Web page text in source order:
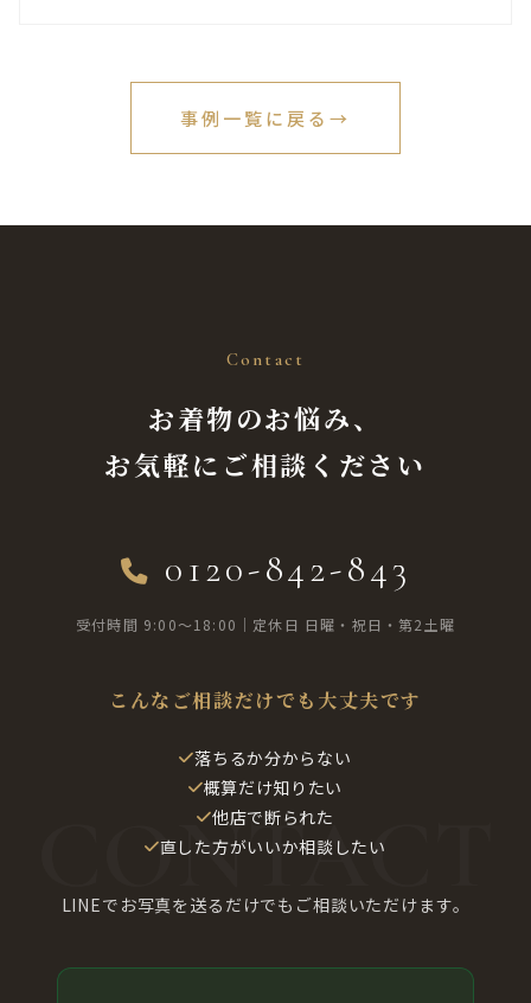
事例一覧に戻る →
Contact
お着物のお悩み、
お気軽にご相談ください
0120-842-843
受付時間 9:00〜18:00｜定休日 日曜・祝日・第2土曜
こんなご相談だけでも大丈夫です
落ちるか分からない
概算だけ知りたい
他店で断られた
直した方がいいか相談したい
LINEでお写真を送るだけでもご相談いただけます。